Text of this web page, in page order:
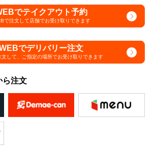
でテイクアウト予約
で注文して店舗でお受け取りできます
でデリバリー注文
して、 ご指定の場所でお受け取りできます
ら注文